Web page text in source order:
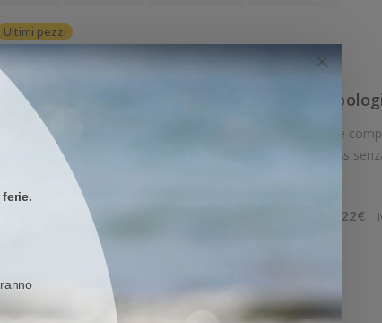
ferie.
Ultimi pezzi
STAMPANTI
SLP-DX223BG BIXOLON Mod. SLP-DX220.
Stampante termica diretta BIXOLON SLP-DX220 Stampante compatta da scrivania ad
uso generico. Stampa termica diretta. Collegamento wireless senza fili. Velocit di
€
Prezzo di listino: 228,22€
Wish list Confronta